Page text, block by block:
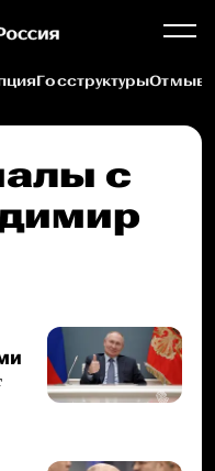
Госструктуры
c